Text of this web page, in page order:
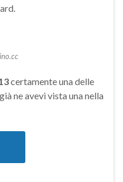
certamente una delle
ne avevi vista una nella